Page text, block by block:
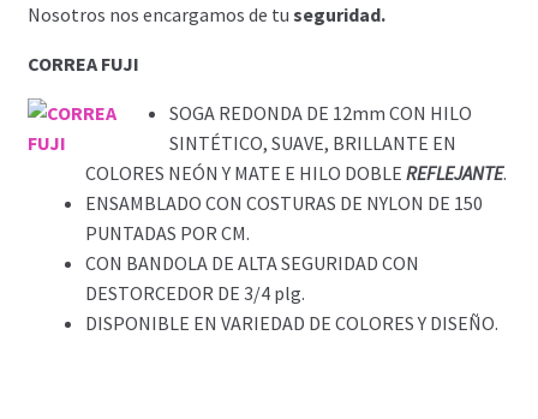
Nosotros nos encargamos de tu seguridad.
CORREA FUJI
SOGA REDONDA DE 12mm CON HILO
SINTÉTICO, SUAVE, BRILLANTE EN
COLORES NEÓN Y MATE E HILO DOBLE REFLEJANTE.
ENSAMBLADO CON COSTURAS DE NYLON DE 150
PUNTADAS POR CM.
CON BANDOLA DE ALTA SEGURIDAD CON
DESTORCEDOR DE 3/4 plg.
DISPONIBLE EN VARIEDAD DE COLORES Y DISEÑO.